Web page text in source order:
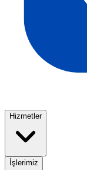
Hizmetler
İşlerimiz